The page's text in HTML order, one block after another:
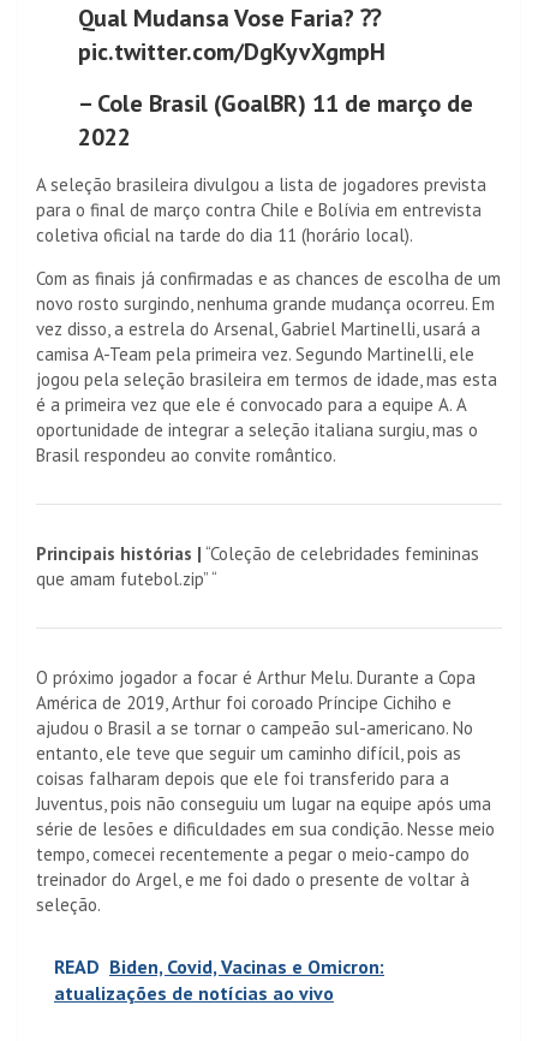
Qual Mudansa Vose Faria? ⁇
pic.twitter.com/DgKyvXgmpH
– Cole Brasil (GoalBR) 11 de março de
2022
A seleção brasileira divulgou a lista de jogadores prevista
para o final de março contra Chile e Bolívia em entrevista
coletiva oficial na tarde do dia 11 (horário local).
Com as finais já confirmadas e as chances de escolha de um
novo rosto surgindo, nenhuma grande mudança ocorreu. Em
vez disso, a estrela do Arsenal, Gabriel Martinelli, usará a
camisa A-Team pela primeira vez. Segundo Martinelli, ele
jogou pela seleção brasileira em termos de idade, mas esta
é a primeira vez que ele é convocado para a equipe A. A
oportunidade de integrar a seleção italiana surgiu, mas o
Brasil respondeu ao convite romântico.
Principais histórias | “Coleção de celebridades femininas
que amam futebol.zip” “
O próximo jogador a focar é Arthur Melu. Durante a Copa
América de 2019, Arthur foi coroado Príncipe Cichiho e
ajudou o Brasil a se tornar o campeão sul-americano. No
entanto, ele teve que seguir um caminho difícil, pois as
coisas falharam depois que ele foi transferido para a
Juventus, pois não conseguiu um lugar na equipe após uma
série de lesões e dificuldades em sua condição. Nesse meio
tempo, comecei recentemente a pegar o meio-campo do
treinador do Argel, e me foi dado o presente de voltar à
seleção.
READ Biden, Covid, Vacinas e Omicron:
atualizações de notícias ao vivo